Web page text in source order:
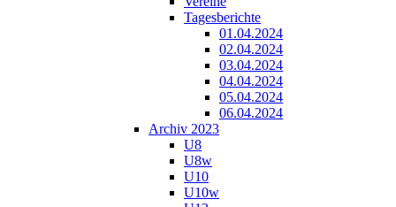
Tagesberichte
01.04.2024
02.04.2024
03.04.2024
04.04.2024
05.04.2024
06.04.2024
Archiv 2023
U8
U8w
U10
U10w